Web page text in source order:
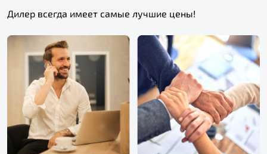
Дилер всегда имеет самые лучшие цены!